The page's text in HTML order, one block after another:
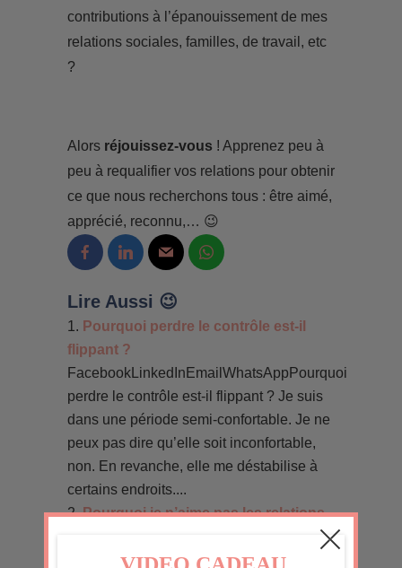
contributions à l’épanouissement de mes
relations sociales, familles, de travail, etc
?
Alors réjouissez-vous ! Apprenez peu à
peu à requalifier vos relations pour obtenir
ce que nous recherchons tous : être aimé,
apprécié, reconnu,… 😉
Lire Aussi 😉
Pourquoi perdre le contrôle est-il
flippant ?
FacebookLinkedInEmailWhatsAppPourquoi
perdre le contrôle est-il flippant ? Je suis
dans une période semi-confortable. Je ne
peux pas dire qu’elle soit inconfortable,
non. En revanche, elle me déstabilise à
certains endroits....
Pourquoi je n’aime pas les relations
FacebookLinkedInEmailWhatsAppPourquoi